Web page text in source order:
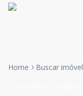
Home Buscar imóvel